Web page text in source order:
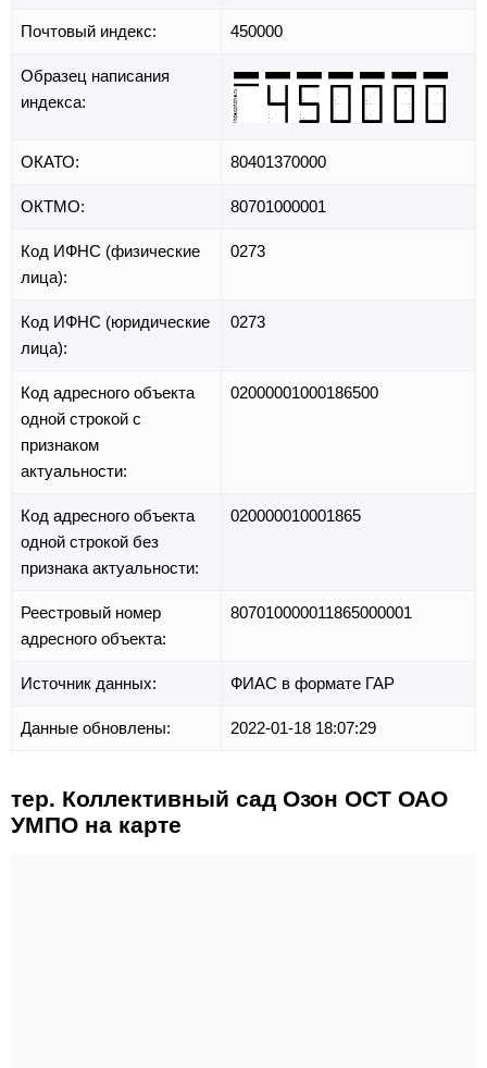
Почтовый индекс: 450000
Образец написания
индекса:
ОКАТО: 80401370000
ОКТМО: 80701000001
Код ИФНС (физические
лица):
0273
Код ИФНС (юридические
лица):
0273
Код адресного объекта
одной строкой с
признаком
актуальности:
02000001000186500
Код адресного объекта
одной строкой без
признака актуальности:
020000010001865
Реестровый номер
адресного объекта:
807010000011865000001
Источник данных: ФИАС в формате ГАР
Данные обновлены: 2022-01-18 18:07:29
тер. Коллективный сад Озон ОСТ ОАО
УМПО на карте